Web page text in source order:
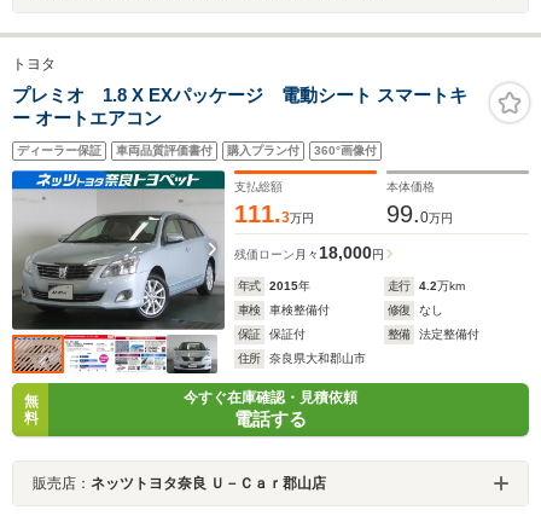
トヨタ
プレミオ 1.8 X EXパッケージ 電動シート スマートキ
ー オートエアコン
ディーラー保証 車両品質評価書付 購入プラン付 360°画像付
支払総額
111.3万円
本体価格
99.0万円
残価ローン 月々 18,000円
年式 2015年 走行 4.2万km
車検
車検整備付 修復
なし
保証
保証付 整備
法定整備付
住所
奈良県大和郡山市
無
料
今すぐ在庫確認・見積依頼
電話する
販売店： ネッツトヨタ奈良 Ｕ－Ｃａｒ郡山店